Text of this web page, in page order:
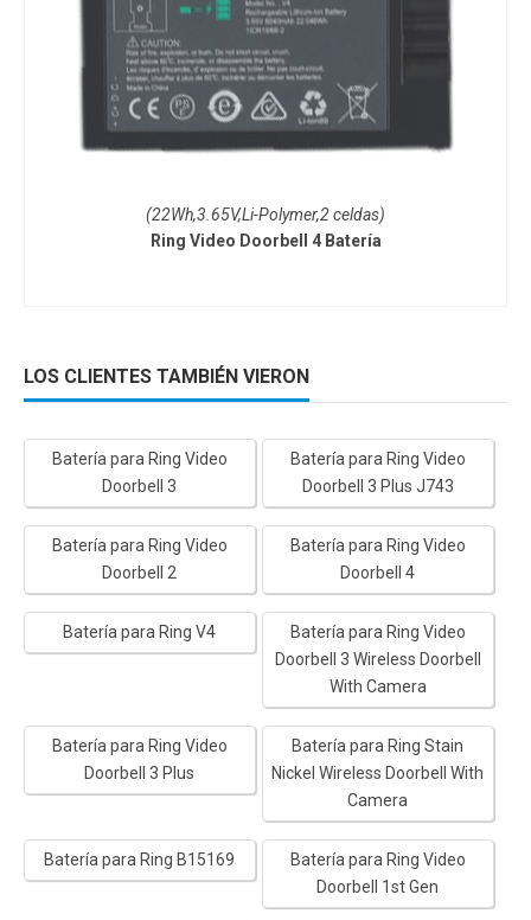
(22Wh,3.65V,Li-Polymer,2 celdas)
Ring Video Doorbell 4 Batería
LOS CLIENTES TAMBIÉN VIERON
Batería para Ring Video
Doorbell 3
Batería para Ring Video
Doorbell 3 Plus J743
Batería para Ring Video
Doorbell 2
Batería para Ring Video
Doorbell 4
Batería para Ring V4
Batería para Ring Video
Doorbell 3 Wireless Doorbell
With Camera
Batería para Ring Video
Doorbell 3 Plus
Batería para Ring Stain
Nickel Wireless Doorbell With
Camera
Batería para Ring B15169
Batería para Ring Video
Doorbell 1st Gen